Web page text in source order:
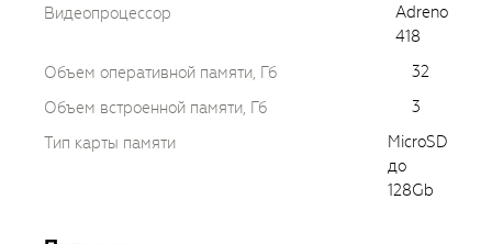
Видеопроцессор
Adreno
418
Объем оперативной памяти, Гб
32
Объем встроенной памяти, Гб
3
Тип карты памяти
MicroSD
до
128Gb